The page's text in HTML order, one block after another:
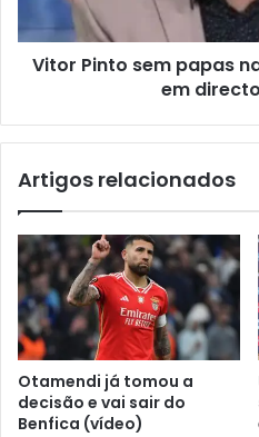
Vitor Pinto sem papas
em
Artigos relacionados
Otamendi já tomou a
decisão e vai sair do
Benfica (vídeo)